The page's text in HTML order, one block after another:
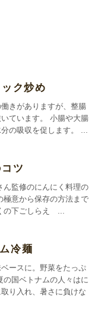
ク炒め
きがありますが、整腸
ています。 小腸や大腸
の吸収を促します。 ...
ツ
ん監修のにんにく料理の
極意から保存の方法まで
の下ごしらえ ...
冷麺
ースに。野菜をたっぷ
の国ベトナムの人々はに
り入れ、暑さに負けな